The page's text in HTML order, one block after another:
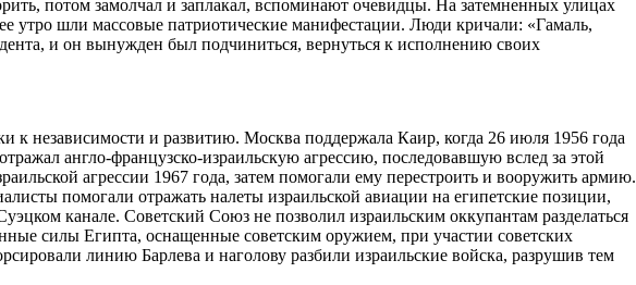
потом замолчал и заплакал, вспоминают очевидцы. На затемненных улицах
шли массовые патриотические манифестации. Люди кричали: «Гамаль,
и он вынужден был подчиниться, вернуться к исполнению своих
к независимости и развитию. Москва поддержала Каир, когда 26 июля 1956 года
англо-французско-израильскую агрессию, последовавшую вслед за этой
агрессии 1967 года, затем помогали ему перестроить и вооружить армию.
помогали отражать налеты израильской авиации на египетские позиции,
канале. Советский Союз не позволил израильским оккупантам разделаться
силы Египта, оснащенные советским оружием, при участии советских
линию Барлева и наголову разбили израильские войска, разрушив тем